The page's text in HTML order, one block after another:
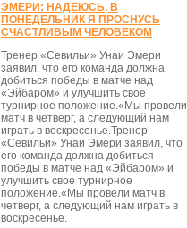
ЭМЕРИ: НАДЕЮСЬ, В
ПОНЕДЕЛЬНИК Я ПРОСНУСЬ
СЧАСТЛИВЫМ ЧЕЛОВЕКОМ
Тренер «Севильи» Унаи Эмери
заявил, что его команда должна
добиться победы в матче над
«Эйбаром» и улучшить свое
турнирное положение.«Мы провели
матч в четверг, а следующий нам
играть в воскресенье.Тренер
«Севильи» Унаи Эмери заявил, что
его команда должна добиться
победы в матче над «Эйбаром» и
улучшить свое турнирное
положение.«Мы провели матч в
четверг, а следующий нам играть в
воскресенье.